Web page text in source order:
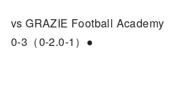
vs GRAZIE Football Academy
0-3（0-2.0-1）●